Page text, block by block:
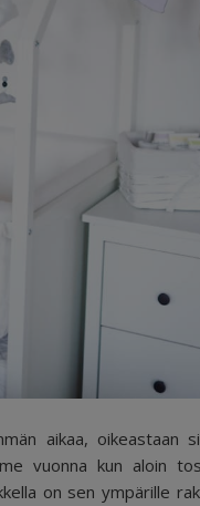
aikaa, oikeastaan
vuonna kun aloin
on sen ympärille